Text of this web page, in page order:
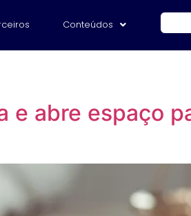
Conteúdos
e abre espaço